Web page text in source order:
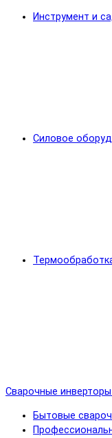
Инструмент и
Силовое
Сварочные
Бытовые